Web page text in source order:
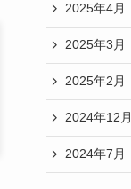
2025年4月
2025年3月
2025年2月
2024年12月
2024年7月